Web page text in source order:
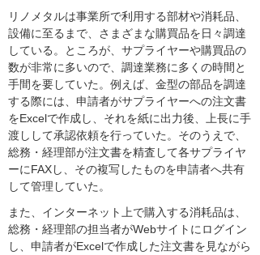
リノメタルは事業所で利用する部材や消耗品、
設備に至るまで、さまざまな購買品を日々調達
している。ところが、サプライヤーや購買品の
数が非常に多いので、調達業務に多くの時間と
手間を要していた。例えば、金型の部品を調達
する際には、申請者がサプライヤーへの注文書
をExcelで作成し、それを紙に出力後、上長に手
渡しして承認依頼を行っていた。そのうえで、
総務・経理部が注文書を精査して各サプライヤ
ーにFAXし、その複写したものを申請者へ共有
して管理していた。
また、インターネット上で購入する消耗品は、
総務・経理部の担当者がWebサイトにログイン
し、申請者がExcelで作成した注文書を見ながら